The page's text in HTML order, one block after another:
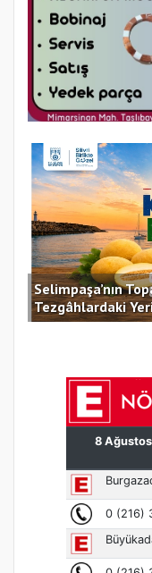
Selimpaşa’nın
Tezgâhlardaki